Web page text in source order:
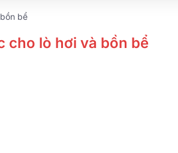
bể
cho lò hơi và bồn bể